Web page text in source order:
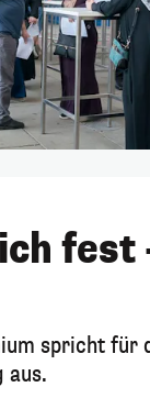
fest
spricht für
aus.